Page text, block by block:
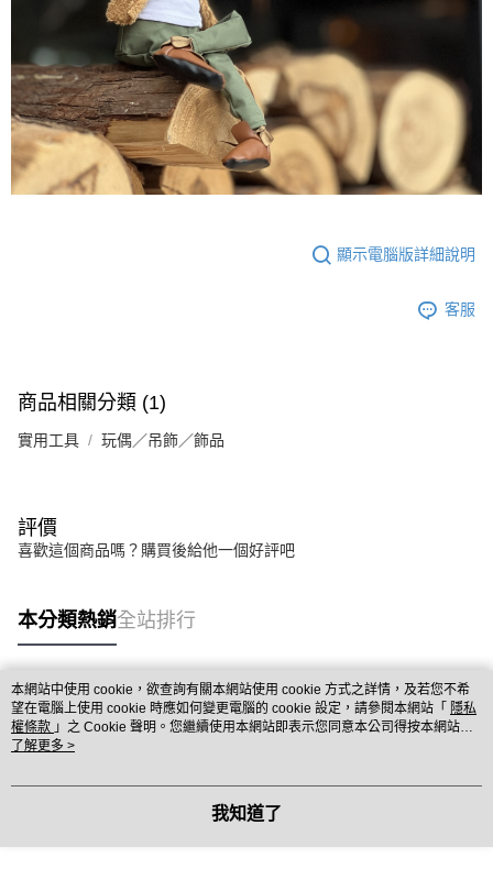
顯示電腦版詳細說明
客服
商品相關分類 (1)
實用工具 玩偶／吊飾／飾品
評價
喜歡這個商品嗎？購買後給他一個好評吧
本分類熱銷全站排行
熱門標籤
本網站中使用 cookie，欲查詢有關本網站使用 cookie 方式之詳情，及若您不希
望在電腦上使用 cookie 時應如何變更電腦的 cookie 設定，請參閱本網站「 隱私
權條款 」之 Cookie 聲明。您繼續使用本網站即表示您同意本公司得按本網站使
用條款之 Cookie 聲明使用 cookie。
了解更多 >
我知道了